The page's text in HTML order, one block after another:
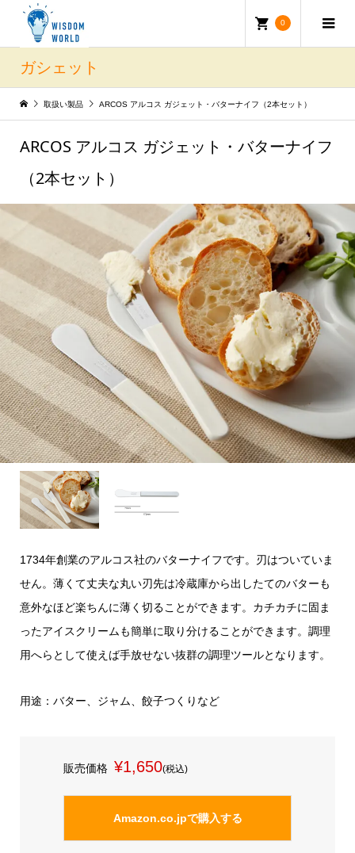
0
ガシェット
取扱い製品 ARCOS アルコス ガジェット・バターナイフ（2本セット）
ARCOS アルコス ガジェット・バターナイフ
（2本セット）
1734年創業のアルコス社のバターナイフです。刃はついていま
せん。薄くて丈夫な丸い刃先は冷蔵庫から出したてのバターも
意外なほど楽ちんに薄く切ることができます。カチカチに固ま
ったアイスクリームも簡単に取り分けることができます。調理
用へらとして使えば手放せない抜群の調理ツールとなります。
用途：バター、ジャム、餃子つくりなど
販売価格 ¥1,650(税込)
Amazon.co.jpで購入する